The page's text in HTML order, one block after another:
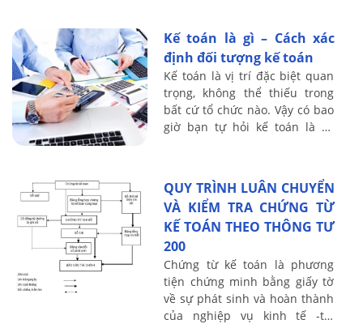
...
Kế toán là gì – Cách xác
định đối tượng kế toán
Kế toán là vị trí đặc biệt quan
trọng, không thể thiếu trong
bất cứ tổ chức nào. Vậy có bao
giờ bạn tự hỏi kế toán là gì,
QUY TRÌNH LUÂN CHUYỂN
VÀ KIỂM TRA CHỨNG TỪ
KẾ TOÁN THEO THÔNG TƯ
200
Chứng từ kế toán là phương
tiện chứng minh bằng giấy tờ
về sự phát sinh và hoàn thành
của nghiệp vụ kinh tế -tài